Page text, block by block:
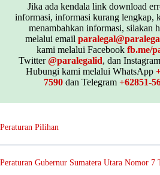
Jika ada kendala link download
informasi, informasi kurang lengkap,
menambahkan informasi, silakan
melalui email
kami melalui Facebook fb.me/
Twitter@paralegalid, dan
Hubungi kami melalui WhatsApp
7590dan Telegram +62851-
Peraturan Pilihan
Peraturan Gubernur Sumatera Utara Nomor 7